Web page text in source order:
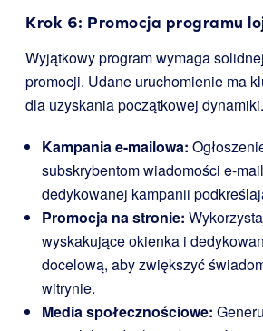
Krok 6: Promocja programu
Wyjątkowy program wymaga
promocji. Udane uruchomienie ma
dla uzyskania początkowej dynamiki.
Kampania e-mailowa:
subskrybentom wiadomości e-
dedykowanej kampanii
Promocja na stronie:
wyskakujące okienka i
docelową, aby zwiększyć
witrynie.
Media społecznościowe: